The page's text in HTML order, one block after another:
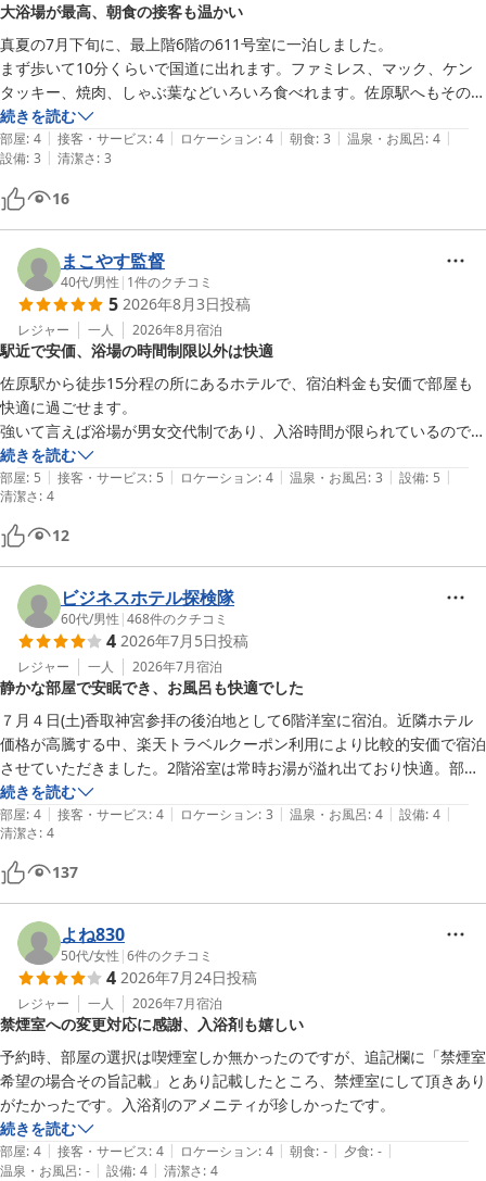
大浴場が最高、朝食の接客も温かい
真夏の7月下旬に、最上階6階の611号室に一泊しました。
まず歩いて10分くらいで国道に出れます。ファミレス、マック、ケン
タッキー、焼肉、しゃぶ葉などいろいろ食べれます。佐原駅へもそのく
らいです。
部屋は綺麗に掃除されていましたが、ベッドの足元のあたりの絨毯に大
きなシミがありました。過去に吐いた人がいるのかな…？
シャワーはお湯が出なかったので、大浴場を利用しました。真夏でした
が、これがなかなか良かった。クーラーをガンガンにきかせて涼むとな
んとも言えない爽やかな気分が持続して、そのままよく眠れました。
きっとこの大浴場が好きで利用するお客さんが多いことでしょう！
シャワーの何倍も旅の疲れが飛びます。
また朝食も、給仕をしてくれる女性がアットホームな雰囲気でとても気
持ちのいいものでした。
自分以外の宿泊客はみんな作業服風の制服を着ていたので、近くの建設
現場などで働いている人なのかな…？平日はとにかくそういう人達に多
く利用されている宿のようです。壁は咳の音が聞こえるくらい薄かった
のですが、みなさんマナーが良くて、全体としてコスパのよい快適な時
間を過ごせました。
またぜひ利用して大浴場に浸かりたいと思います！
続きを読む
部屋: 4 | 接客・サービス: 4 | ロケーション: 4 | 朝食: 3 | 温泉・お風呂: 4 |
設備: 3 | 清潔さ: 3
16
まこやす監督
40代/男性 | 1件のクチコミ
5 2026年8月3日投稿
レジャー 一人 2026年8月宿泊
駅近で安価、浴場の時間制限以外は快適
佐原駅から徒歩15分程の所にあるホテルで、宿泊料金も安価で部屋も
快適に過ごせます。
強いて言えば浴場が男女交代制であり、入浴時間が限られているので、
タイミング悪いと部屋のシャワーを使わざるを得ない状況になる事。
そこを除けばフロントのスタッフさんも丁寧だし
宿泊するには十分なホテルです。
続きを読む
部屋: 5 | 接客・サービス: 5 | ロケーション: 4 | 温泉・お風呂: 3 | 設備: 5 |
清潔さ: 4
12
ビジネスホテル探検隊
60代/男性 |468件のクチコミ
4 2026年7月5日投稿
レジャー 一人 2026年7月宿泊
静かな部屋で安眠でき、お風呂も快適でした
７月４日(土)香取神宮参拝の後泊地として6階洋室に宿泊。近隣ホテル
価格が高騰する中、楽天トラベルクーポン利用により比較的安価で宿泊
させていただきました。2階浴室は常時お湯が溢れ出ており快適。部屋
も自宅より静かで快適で、おかげさまで久しぶりに安眠することができ
ました。深く深く感謝申し上げます。佐原訪問の際は是非また利用させ
ていただきたい。（目標1,000コメント）
続きを読む
部屋: 4 | 接客・サービス: 4 | ロケーション: 3 | 温泉・お風呂: 4 | 設備: 4 |
清潔さ: 4
137
よね830
50代/女性 |6件のクチコミ
4 2026年7月24日投稿
レジャー 一人 2026年7月宿泊
禁煙室への変更対応に感謝、入浴剤も嬉しい
予約時、部屋の選択は喫煙室しか無かったのですが、追記欄に「禁煙室
希望の場合その旨記載」とあり記載したところ、禁煙室にして頂きあり
がたかったです。入浴剤のアメニティが珍しかったです。
続きを読む
部屋: 4 | 接客・サービス: 4 | ロケーション: 4 | 朝食: - | 夕食: - |
温泉・お風呂: - | 設備: 4 | 清潔さ: 4